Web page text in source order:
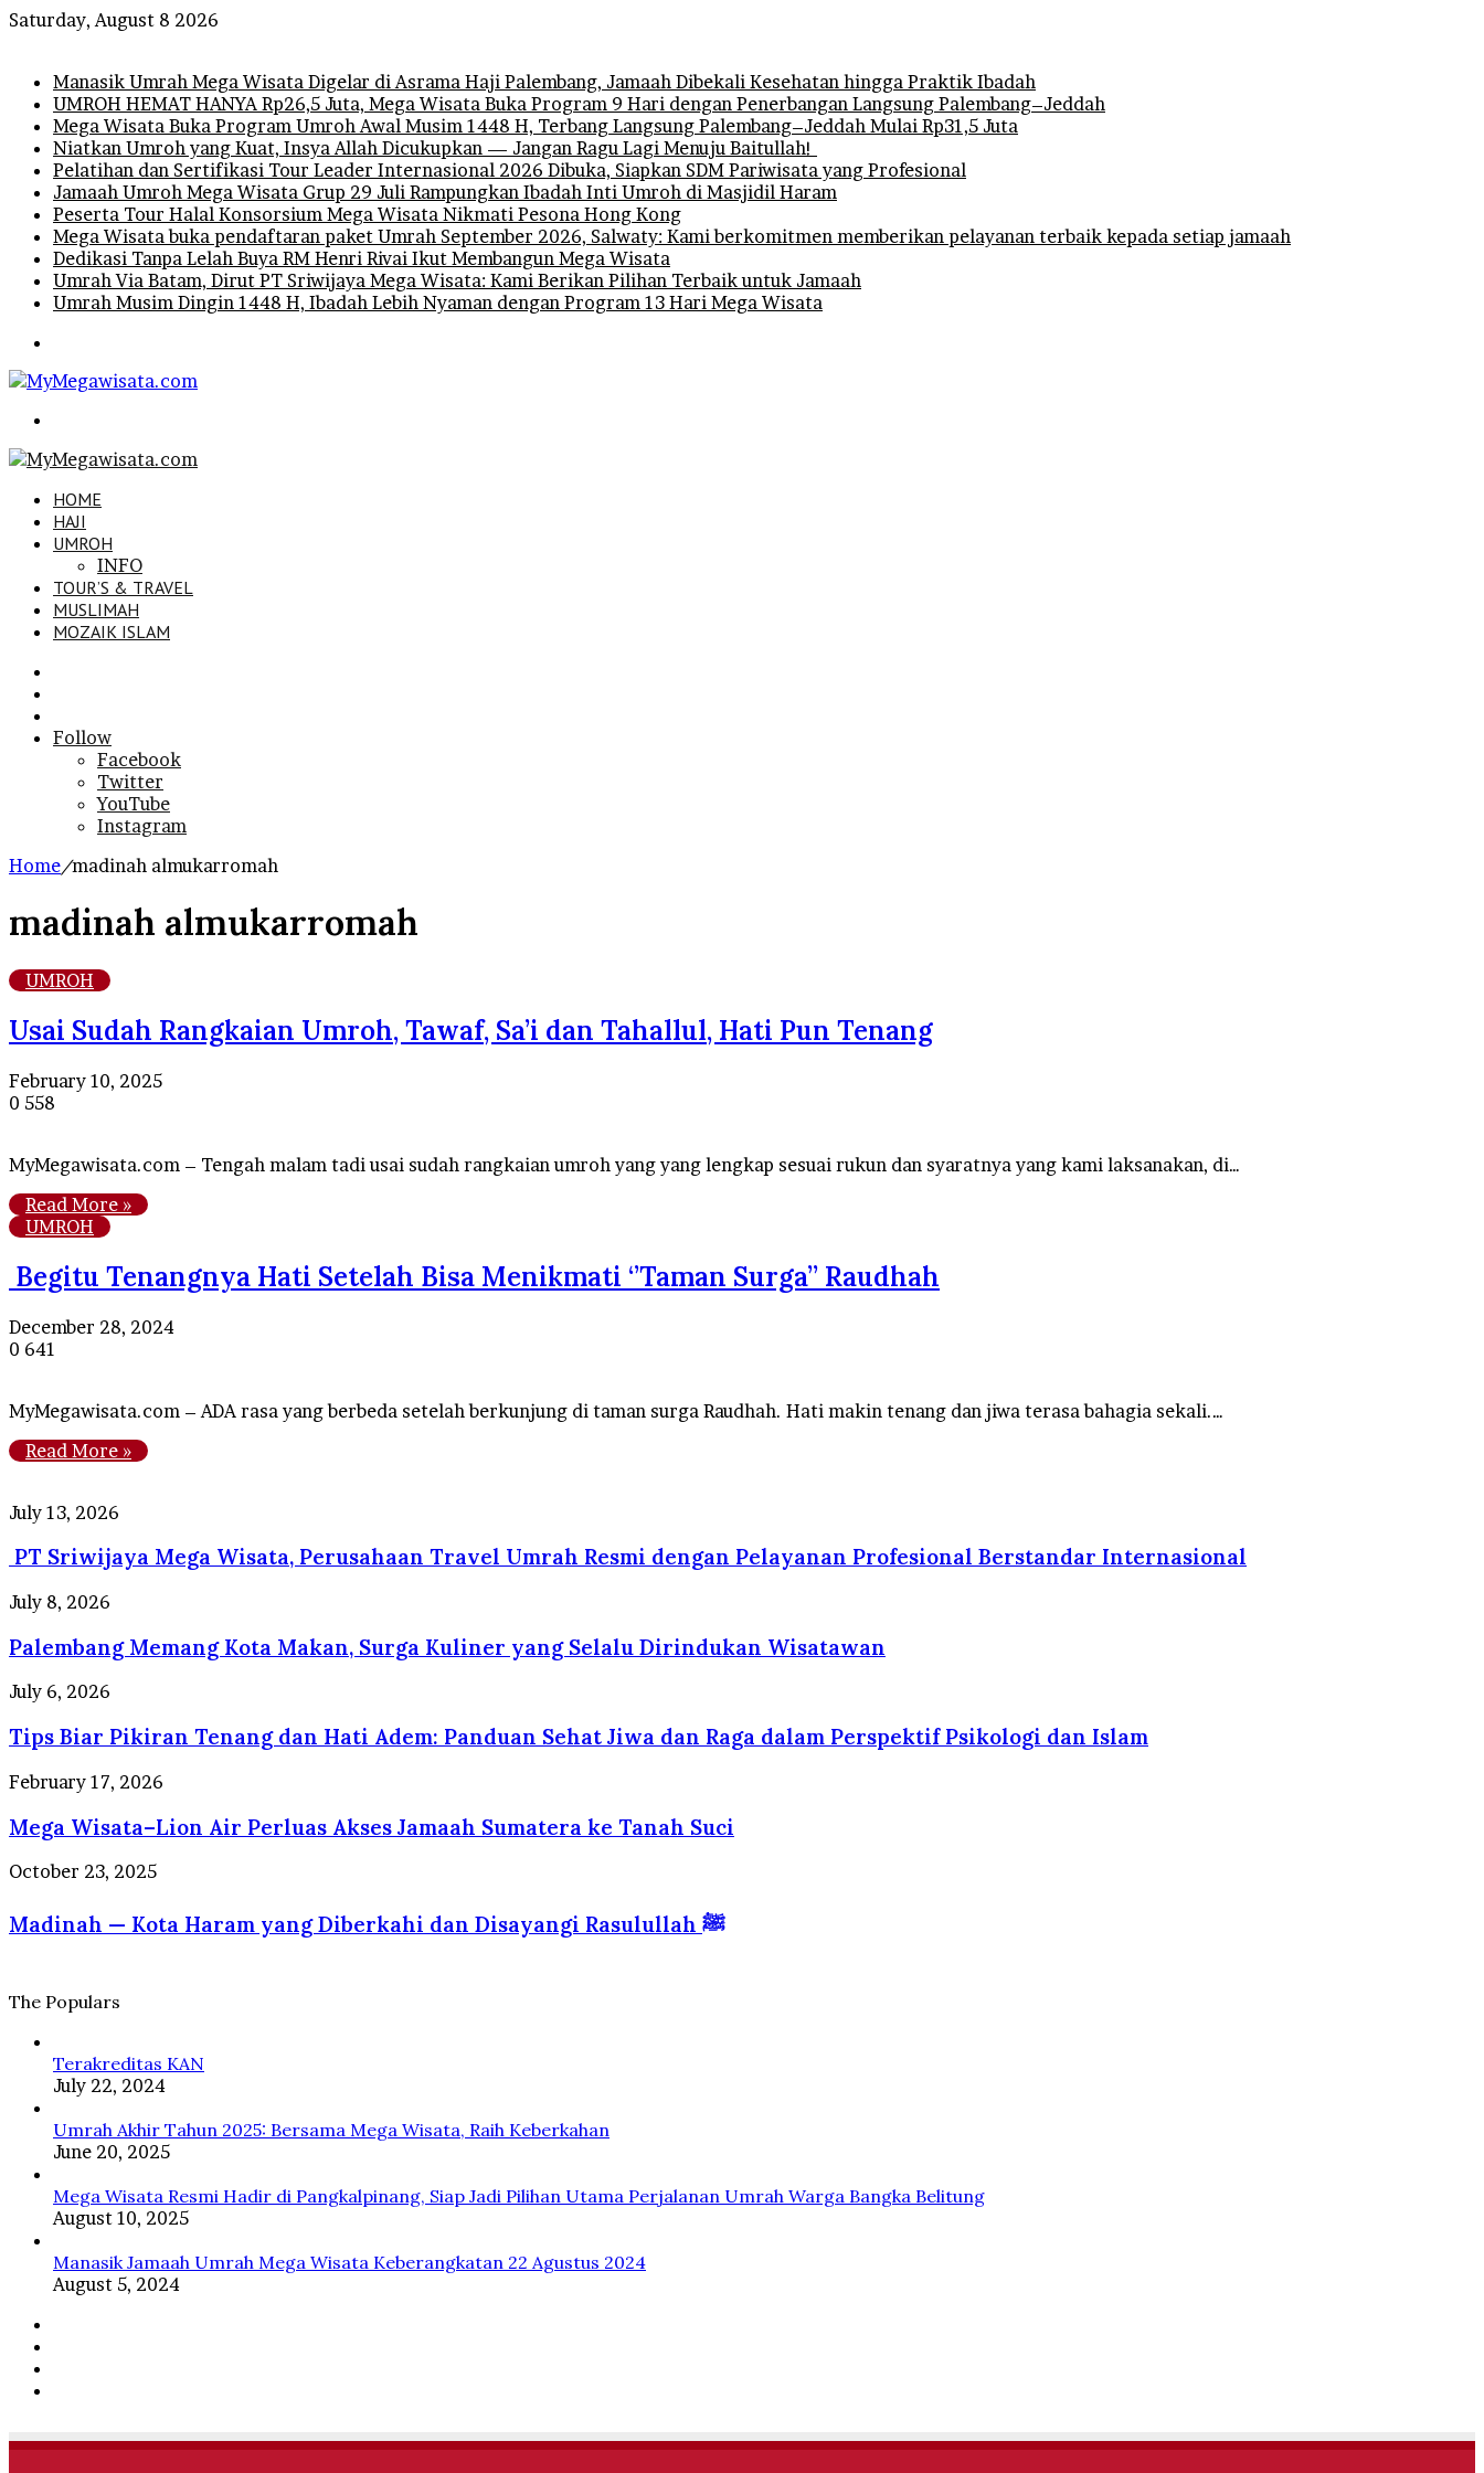
Saturday, August 8 2026
Manasik Umrah Mega Wisata Digelar di Asrama Haji Palembang, Jamaah Dibekali Kesehatan hingga Praktik Ibadah
UMROH HEMAT HANYA Rp26,5 Juta, Mega Wisata Buka Program 9 Hari dengan Penerbangan Langsung Palembang–Jeddah
Mega Wisata Buka Program Umroh Awal Musim 1448 H, Terbang Langsung Palembang–Jeddah Mulai Rp31,5 Juta
Niatkan Umroh yang Kuat, Insya Allah Dicukupkan — Jangan Ragu Lagi Menuju Baitullah!
Pelatihan dan Sertifikasi Tour Leader Internasional 2026 Dibuka, Siapkan SDM Pariwisata yang Profesional
Jamaah Umroh Mega Wisata Grup 29 Juli Rampungkan Ibadah Inti Umroh di Masjidil Haram
Peserta Tour Halal Konsorsium Mega Wisata Nikmati Pesona Hong Kong
Mega Wisata buka pendaftaran paket Umrah September 2026, Salwaty: Kami berkomitmen memberikan pelayanan terbaik kepada setiap jamaah
Dedikasi Tanpa Lelah Buya RM Henri Rivai Ikut Membangun Mega Wisata
Umrah Via Batam, Dirut PT Sriwijaya Mega Wisata: Kami Berikan Pilihan Terbaik untuk Jamaah
Umrah Musim Dingin 1448 H, Ibadah Lebih Nyaman dengan Program 13 Hari Mega Wisata
HOME
HAJI
UMROH
INFO
TOUR’S & TRAVEL
MUSLIMAH
MOZAIK ISLAM
In
Follow
Facebook
Twitter
YouTube
Instagram
Home/madinah almukarromah
madinah almukarromah
UMROH
Usai Sudah Rangkaian Umroh, Tawaf, Sa’i dan Tahallul, Hati Pun Tenang
February 10, 2025
0 558
MyMegawisata.com – Tengah malam tadi usai sudah rangkaian umroh yang yang lengkap sesuai rukun dan syaratnya yang kami laksanakan, di…
Read More »
UMROH
Begitu Tenangnya Hati Setelah Bisa Menikmati ‘’Taman Surga’’ Raudhah
December 28, 2024
0 641
MyMegawisata.com – ADA rasa yang berbeda setelah berkunjung di taman surga Raudhah. Hati makin tenang dan jiwa terasa bahagia sekali.…
Read More »
PT
Mega
Perusahaan
Umrah
dengan
Pelayanan
Profesional
Berstandar
Internasional
July 13, 2026
PT Sriwijaya Mega Wisata, Perusahaan Travel Umrah Resmi dengan Pelayanan Profesional Berstandar Internasional
Palembang
Kota
Surga
yang
Selalu
Dirindukan
Wisatawan
July 8, 2026
Palembang Memang Kota Makan, Surga Kuliner yang Selalu Dirindukan Wisatawan
Tips
Pikiran
Tenang
dan
Adem:
Panduan
Sehat
dan
Raga
Psikologi
Islam
July 6, 2026
Tips Biar Pikiran Tenang dan Hati Adem: Panduan Sehat Jiwa dan Raga dalam Perspektif Psikologi dan Islam
Mega
Lion
Perluas
Jamaah
Sumatera
Suci
February 17, 2026
Mega Wisata–Lion Air Perluas Akses Jamaah Sumatera ke Tanah Suci
Madinah
Kota
Haram
dan
Rasulullah
October 23, 2025
Madinah — Kota Haram yang Diberkahi dan Disayangi Rasulullah ﷺ
The Populars
Terakreditas KAN
July 22, 2024
Umrah Akhir Tahun 2025: Bersama Mega Wisata, Raih Keberkahan
June 20, 2025
Mega Wisata Resmi Hadir di Pangkalpinang, Siap Jadi Pilihan Utama Perjalanan Umrah Warga Bangka Belitung
August 10, 2025
Manasik Jamaah Umrah Mega Wisata Keberangkatan 22 Agustus 2024
August 5, 2024